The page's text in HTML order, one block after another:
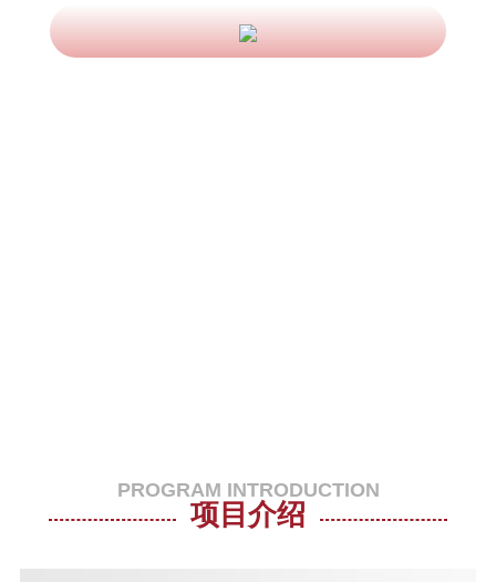
PROGRAM INTRODUCTION
项目介绍
2020 上海金融论坛
博识明志，笃行有成 | 全球商界领
军学者GES项目高峰论坛暨2026届